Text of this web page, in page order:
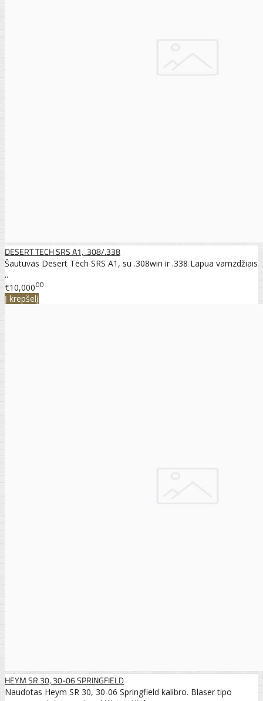
DESERT TECH SRS A1, .308/.338
Šautuvas Desert Tech SRS A1, su .308win ir .338 Lapua vamzdžiais
..
€10,00000
Į krepšelį
HEYM SR 30, 30-06 SPRINGFIELD
Naudotas Heym SR 30, 30-06 Springfield kalibro. Blaser tipo